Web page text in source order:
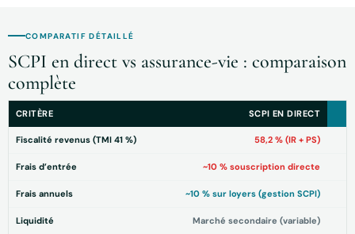
COMPARATIF DÉTAILLÉ
SCPI en direct vs assurance-vie : comparaison
complète
CRITÈRE SCPI EN DIRECT
Fiscalité revenus (TMI 41 %) 58,2 % (IR + PS)
Frais d’entrée ~10 % souscription directe
Frais annuels ~10 % sur loyers (gestion SCPI)
Liquidité Marché secondaire (variable)